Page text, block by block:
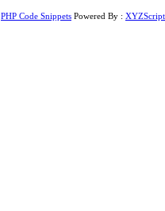
PHP Code Snippets Powered By :